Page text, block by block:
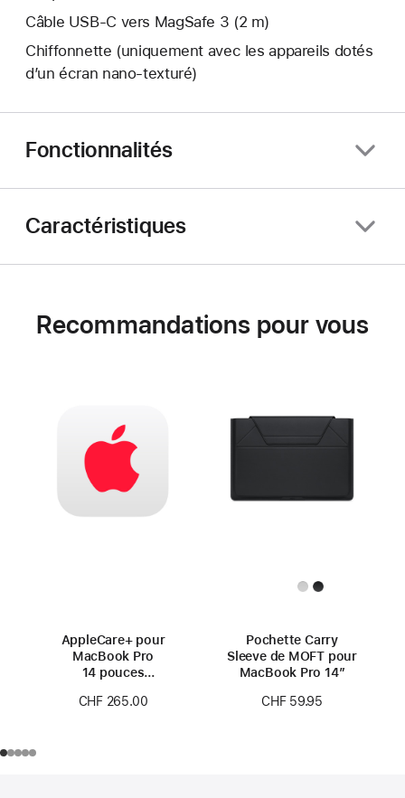
Câble USB-C vers MagSafe 3 (2 m)
Chiffonnette (uniquement avec les appareils dotés
d’un écran nano‑texturé)
Fonctionnalités
Caractéristiques
Recommandations pour vous
AppleCare+ pour
MacBook Pro
14 pouces
CHF 265.00
Pochette Carry
Sleeve de MOFT pour
MacBook Pro 14″
CHF 59.95